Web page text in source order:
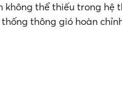
thể thiếu trong
thông gió hoàn